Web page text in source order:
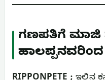
ಗಣಪತಿಗೆ ಮಾಜಿ